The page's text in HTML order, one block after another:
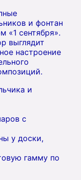
и фонтан
«1 сентября».
выглядит
настроение
и
с
у доски,
гамму по